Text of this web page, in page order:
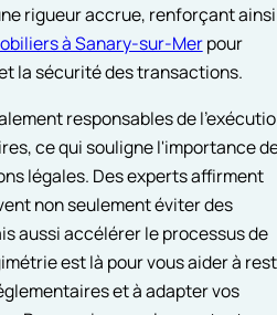
rigueur accrue, renforçant
à Sanary-sur-Merpour
la sécurité des transactions.
responsables de
ce qui souligne l'importance
légales. Des experts affirment
non seulement éviter des
aussi accélérer le processus de
est là pour vous aider à
et à adapter vos